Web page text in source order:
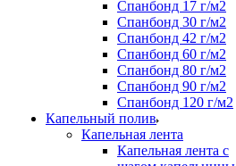
Спанбонд 17 г/м2
Спанбонд 30 г/м2
Спанбонд 42 г/м2
Спанбонд 60 г/м2
Спанбонд 80 г/м2
Спанбонд 90 г/м2
Спанбонд 120 г/м2
Капельный полив
Капельная лента
Капельная лента с